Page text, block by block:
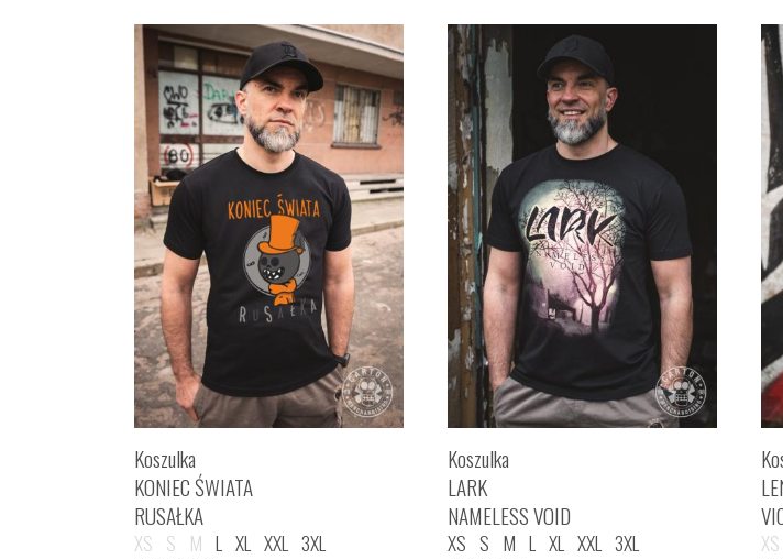
Koszulka
KONIEC ŚWIATA
RUSAŁKA
XS S M L XL XXL 3XL
Koszulka
LARK
NAMELESS VOID
XS S M L XL XXL 3XL XS